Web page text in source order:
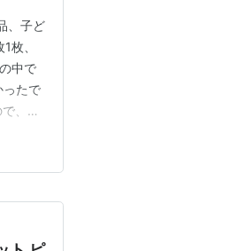
、子ど
枚、
中で
ったで
、舌
ポ